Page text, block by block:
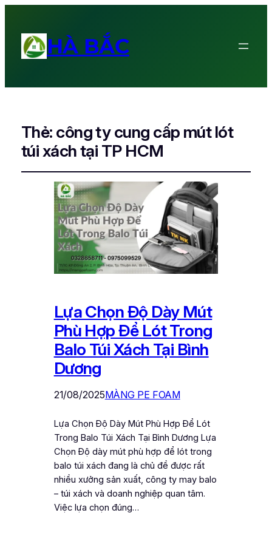
HÀ BẮC
Thẻ: công ty cung cấp mút lót
túi xách tại TP HCM
Lựa Chọn Độ Dày Mút
Phù Hợp Để Lót Trong
Balo Túi Xách Tại Bình
Dương
21/08/2025MÀNG PE FOAM
Lựa Chọn Độ Dày Mút Phù Hợp Để Lót
Trong Balo Túi Xách Tại Bình Dương Lựa
Chọn Độ dày mút phù hợp để lót trong
balo túi xách đang là chủ đề được rất
nhiều xưởng sản xuất, công ty may balo
– túi xách và doanh nghiệp quan tâm.
Việc lựa chọn đúng…